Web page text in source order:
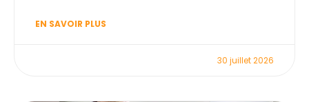
EN SAVOIR PLUS
30 juillet 2026